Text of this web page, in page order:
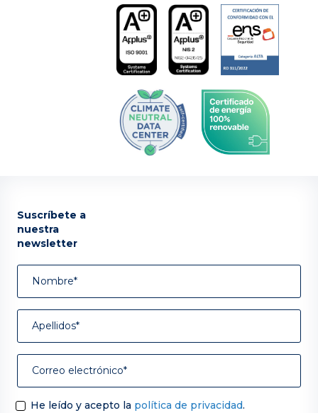
Suscríbete a
nuestra
newsletter
He leído y acepto la política de privacidad.